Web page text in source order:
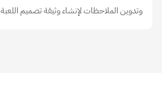
وتدوين الملاحظات لإنشاء وثيقة تصميم اللعبة